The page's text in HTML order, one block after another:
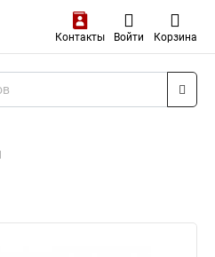
Контакты Войти Корзина